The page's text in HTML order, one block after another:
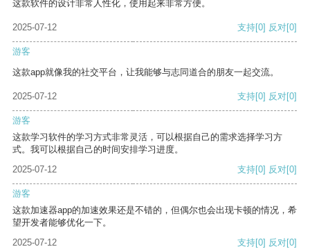
这款软件的设计非常人性化，使用起来非常方便。
2025-07-12 支持[0] 反对[0]
游客
这款app就像我的社交平台，让我能够与志同道合的朋友一起交流。
2025-07-12 支持[0] 反对[0]
游客
这款学习软件的学习方式非常灵活，可以根据自己的需求选择学习方
式。我可以根据自己的时间安排学习进度。
2025-07-12
支持[0] 反对[0]
游客
这款加速器app的加速效果还是不错的，但偶尔也会出现卡顿的情况，希
望开发者能够优化一下。
2025-07-12
支持[0] 反对[0]